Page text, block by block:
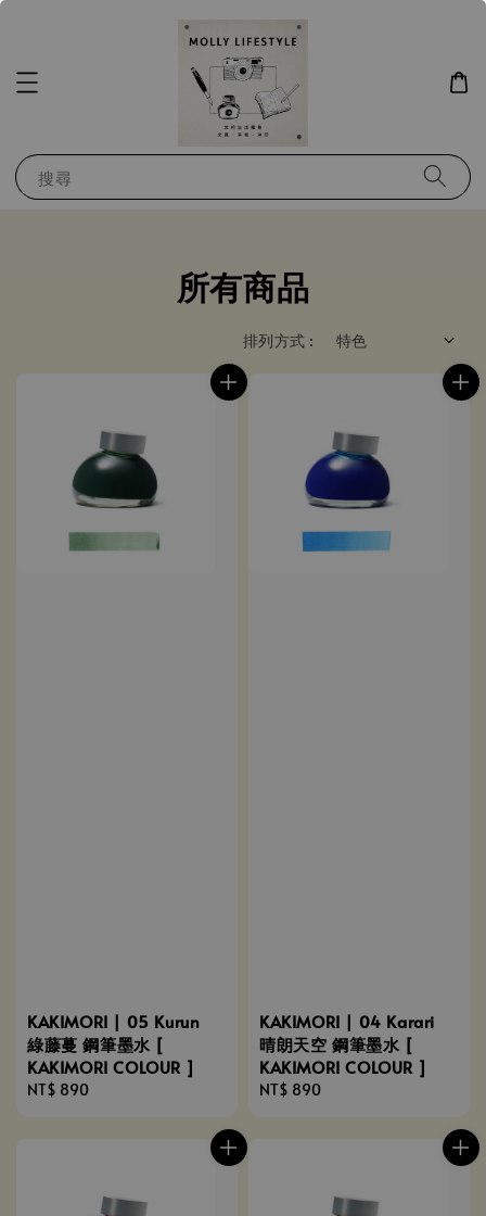
搜尋
所有商品
排列方式 :
KAKIMORI | 05 Kurun
綠藤蔓 鋼筆墨水 [
KAKIMORI COLOUR ]
Regular
NT$ 890
KAKIMORI | 04 Karari
晴朗天空 鋼筆墨水 [
KAKIMORI COLOUR ]
Regular
NT$ 890